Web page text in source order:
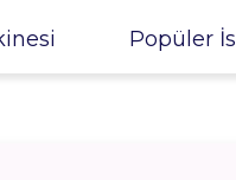
Popüler